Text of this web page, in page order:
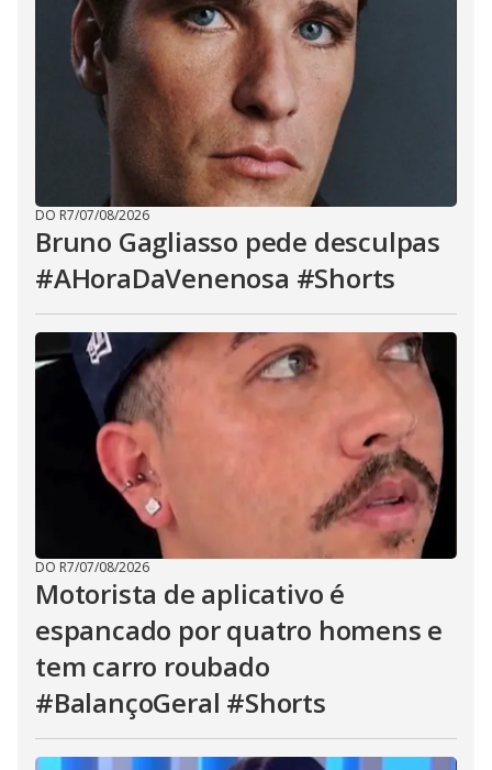
DO R7/07/08/2026
Bruno Gagliasso pede desculpas
#AHoraDaVenenosa #Shorts
DO R7/07/08/2026
Motorista de aplicativo é
espancado por quatro homens e
tem carro roubado
#BalançoGeral #Shorts